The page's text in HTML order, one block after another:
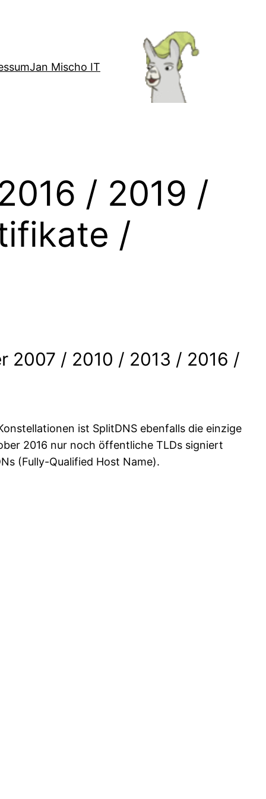
Jan Mischo IT
/ 2019 /
/
2007 / 2010 / 2013 / 2016 /
ist SplitDNS ebenfalls die einzige
2016 nur noch öffentliche TLDs signiert
(Fully-Qualified Host Name).